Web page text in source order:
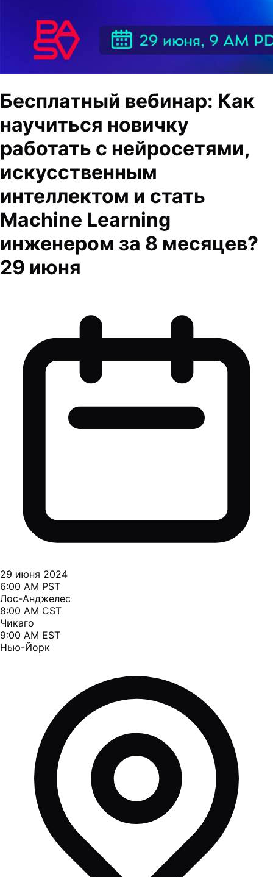
Бесплатный вебинар: Как
научиться новичку
работать с нейросетями,
искусственным
интеллектом и стать
Machine Learning
инженером за 8 месяцев?
29 июня
29 июня 2024
6:00 AM PST
Лос-Анджелес
8:00 AM CST
Чикаго
9:00 AM EST
Нью-Йорк